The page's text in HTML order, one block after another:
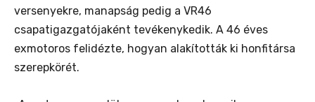
versenyekre, manapság pedig a VR46
csapatigazgatójaként tevékenykedik. A 46 éves
exmotoros felidézte, hogyan alakították ki honfitársa
szerepkörét.